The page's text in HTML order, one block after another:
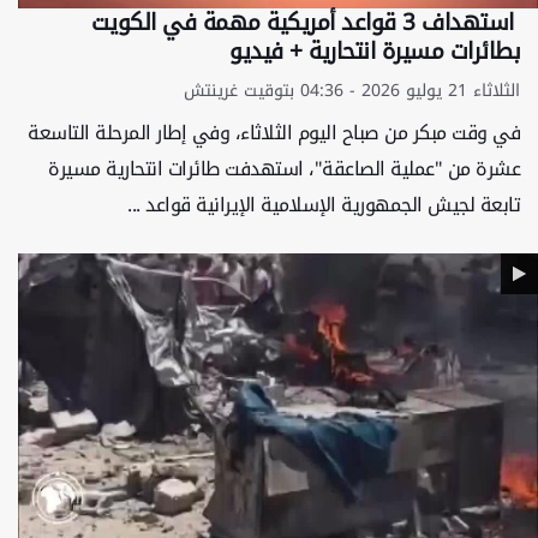
استهداف 3 قواعد أمريكية مهمة في الكويت
بطائرات مسيرة انتحارية + فيديو
الثلاثاء 21 يوليو 2026 - 04:36 بتوقيت غرينتش
في وقت مبكر من صباح اليوم الثلاثاء، وفي إطار المرحلة التاسعة
عشرة من "عملية الصاعقة"، استهدفت طائرات انتحارية مسيرة
تابعة لجيش الجمهورية الإسلامية الإيرانية قواعد ...